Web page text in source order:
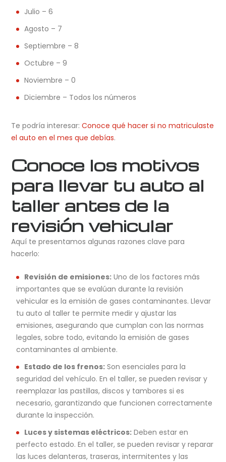
Julio – 6
Agosto – 7
Septiembre – 8
Octubre – 9
Noviembre – 0
Diciembre – Todos los números
Te podría interesar:Conoce qué hacer si no matriculaste
el auto en el mes que debías.
Conoce los motivos
para llevar tu auto al
taller antes de la
revisión vehicular
Aquí te presentamos algunas razones clave para
hacerlo:
Revisión de emisiones: Uno de los factores más
importantes que se evalúan durante la revisión
vehicular es la emisión de gases contaminantes. Llevar
tu auto al taller te permite medir y ajustar las
emisiones, asegurando que cumplan con las normas
legales, sobre todo, evitando la emisión de gases
contaminantes al ambiente.
Estado de los frenos: Son esenciales para la
seguridad del vehículo. En el taller, se pueden revisar y
reemplazar las pastillas, discos y tambores si es
necesario, garantizando que funcionen correctamente
durante la inspección.
Luces y sistemas eléctricos: Deben estar en
perfecto estado. En el taller, se pueden revisar y reparar
las luces delanteras, traseras, intermitentes y las